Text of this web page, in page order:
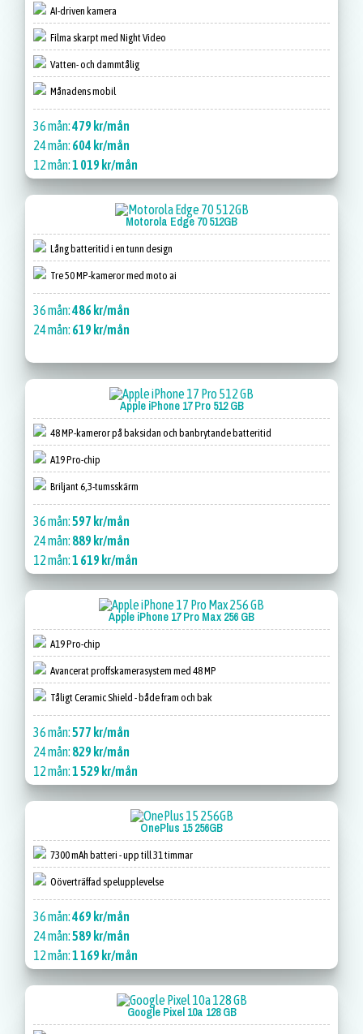
AI-driven kamera
Filma skarpt med Night Video
Vatten- och dammtålig
Månadens mobil
36 mån:479 kr/mån
24 mån: 604 kr/mån
12 mån:1 019 kr/mån
Motorola Edge 70 512GB
Lång batteritid i en tunn design
Tre 50 MP-kameror med moto ai
36 mån:486 kr/mån
24 mån: 619 kr/mån
Apple iPhone 17 Pro 512 GB
48 MP-kameror på baksidan och banbrytande batteritid
A19 Pro-chip
Briljant 6,3-tumsskärm
36 mån:597 kr/mån
24 mån: 889 kr/mån
12 mån:1 619 kr/mån
Apple iPhone 17 Pro Max 256 GB
A19 Pro-chip
Avancerat proffskamerasystem med 48 MP
Tåligt Ceramic Shield - både fram och bak
36 mån:577 kr/mån
24 mån: 829 kr/mån
12 mån:1 529 kr/mån
OnePlus 15 256GB
7300 mAh batteri - upp till 31 timmar
Oöverträffad spelupplevelse
36 mån:469 kr/mån
24 mån:589 kr/mån
12 mån:1 169 kr/mån
Google Pixel 10a 128 GB